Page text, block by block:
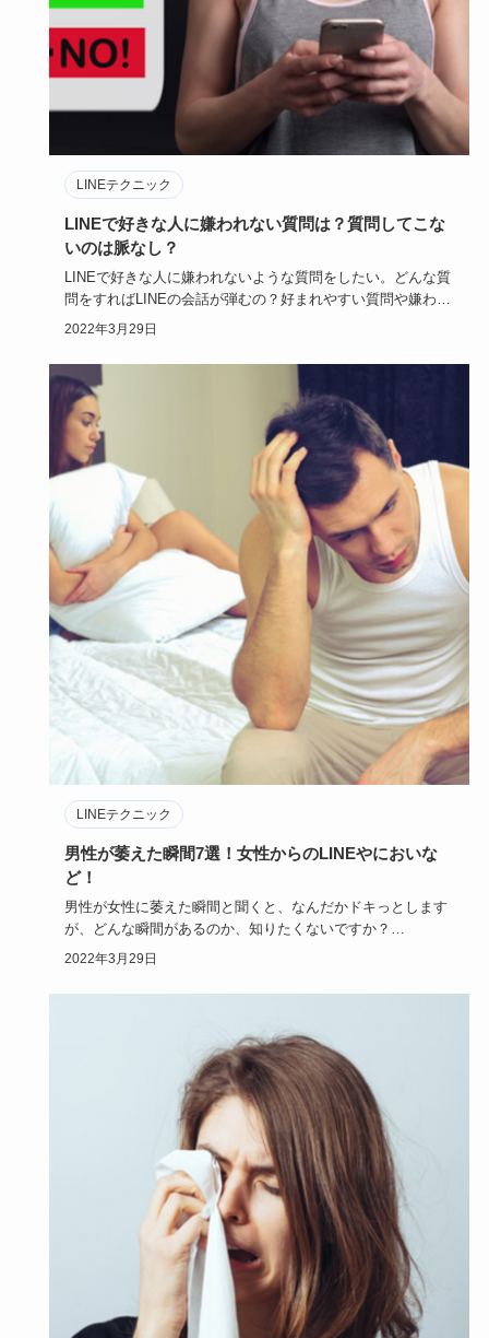
LINEテクニック
LINEで好きな人に嫌われない質問は？質問してこな
いのは脈なし？
LINEで好きな人に嫌われないような質問をしたい。どんな質
問をすればLINEの会話が弾むの？好まれやすい質問や嫌われ
やすい…
2022年3月29日
LINEテクニック
男性が萎えた瞬間7選！女性からのLINEやにおいな
ど！
男性が女性に萎えた瞬間と聞くと、なんだかドキっとします
が、どんな瞬間があるのか、知りたくないですか？
「男性ってこういう…
2022年3月29日